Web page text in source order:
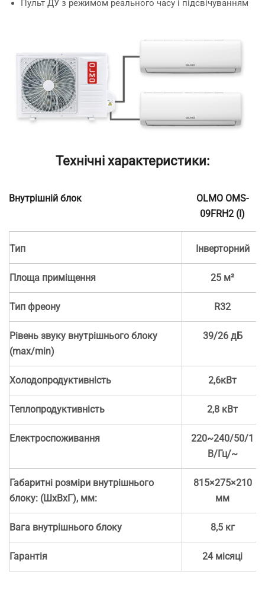
Пульт ДУ з режимом реального часу і підсвічуванням
Технічні характеристики:
Внутрішній блок
OLMO OMS-
09FRH2 (I)
Тип Інверторний
Площа приміщення 25 м²
Тип фреону R32
Рівень звуку внутрішнього блоку
(max/min)
39/26 дБ
Холодопродуктивність 2,6кВт
Теплопродуктивність 2,8 кВт
Електроспоживання
220~240/50/1
В/Гц/~
Габаритні розміри внутрішнього
блоку: (ШхВхГ), мм:
815×275×210
мм
Вага внутрішнього блоку 8,5 кг
Гарантія 24 місяці